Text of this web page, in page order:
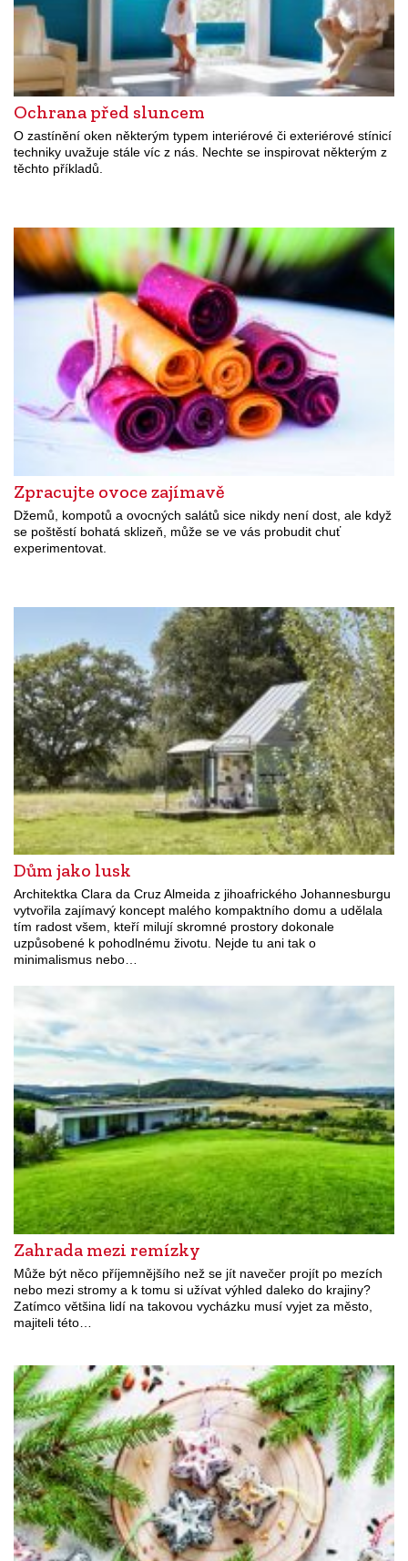
Ochrana před sluncem
O zastínění oken některým typem interiérové či exteriérové stínicí
techniky uvažuje stále víc z nás. Nechte se inspirovat některým z
těchto příkladů.
Zpracujte ovoce zajímavě
Džemů, kompotů a ovocných salátů sice nikdy není dost, ale když
se poštěstí bohatá sklizeň, může se ve vás probudit chuť
experimentovat.
Dům jako lusk
Architektka Clara da Cruz Almeida z jihoafrického Johannesburgu
vytvořila zajímavý koncept malého kompaktního domu a udělala
tím radost všem, kteří milují skromné prostory dokonale
uzpůsobené k pohodlnému životu. Nejde tu ani tak o
minimalismus nebo…
Zahrada mezi remízky
Může být něco příjemnějšího než se jít navečer projít po mezích
nebo mezi stromy a k tomu si užívat výhled daleko do krajiny?
Zatímco většina lidí na takovou vycházku musí vyjet za město,
majiteli této…